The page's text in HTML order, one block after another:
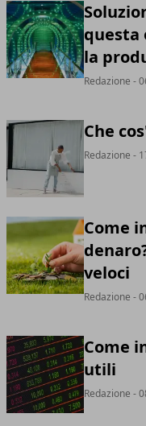
questa
la
Redazione -
Che
Redazione -
Come
veloci
Redazione -
Come
utili
Redazione -